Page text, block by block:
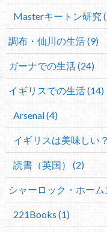
Masterキートン研究
調布・仙川の生活 (9)
ガーナでの生活 (24)
イギリスでの生活 (14)
Arsenal (4)
イギリスは美味しい
読書（英国） (2)
シャーロック・ホーム
221Books (1)